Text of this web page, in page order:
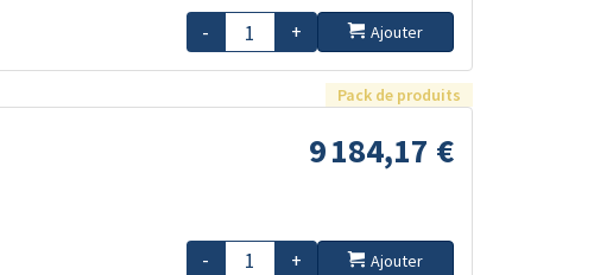
- + Ajouter
Pack de produits
9 184,17 €
- +
Ajouter